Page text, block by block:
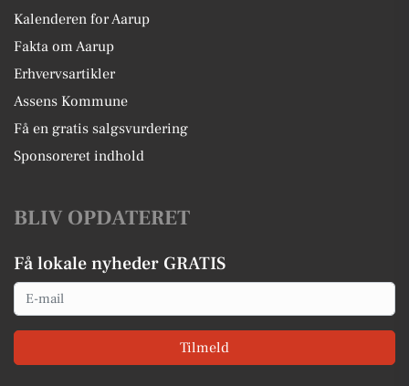
Kalenderen for Aarup
Fakta om Aarup
Erhvervsartikler
Assens Kommune
Få en gratis salgsvurdering
Sponsoreret indhold
BLIV OPDATERET
Få lokale nyheder GRATIS
Email
Tilmeld